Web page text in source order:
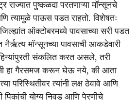
राज्यात पुष्कळदा परतणाऱ्या मॉन्सूनचे
त्यामुळे पाऊस पडत राहतो. विशेषतः
ऑक्टोबरमध्ये पावसाच्या सरी पडत
नैर्ऋत्य मॉन्सूनच्या पावसाची आकडेवारी
संकलित करत असले, तरी
हा गैरसमज करून घेऊ नये, की आता
परिस्थितीवर त्यांनी लक्ष ठेवावे आणि
पिकांची योग्य निवड आणि पेरणीचे